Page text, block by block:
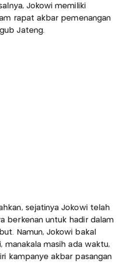
Jokowi memiliki
rapat akbar pemenangan
Jateng.
sejatinya Jokowi telah
berkenan untuk hadir dalam
Namun, Jokowi bakal
manakala masih ada waktu,
kampanye akbar pasangan